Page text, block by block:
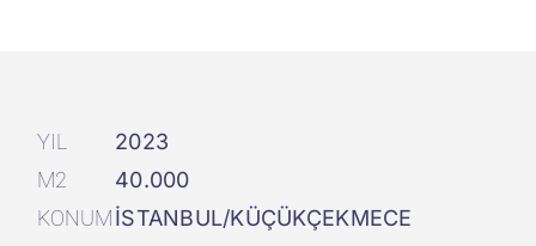
YIL
2023
M2
40.000
KONUMİSTANBUL/KÜÇÜKÇEKMECE